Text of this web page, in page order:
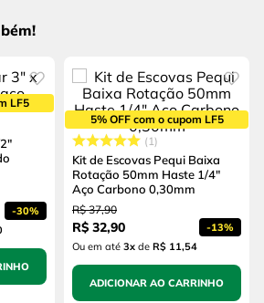
LF5
-30%
5% OFF com o cupom LF5
1
Kit de Escovas Pequi Baixa
Rotação 50mm Haste 1/4"
Aço Carbono 0,30mm
R$ 37,90
R$ 32,90 -13%
Ou em até 3x de R$ 11,54
ADICIONAR AO CARRINHO